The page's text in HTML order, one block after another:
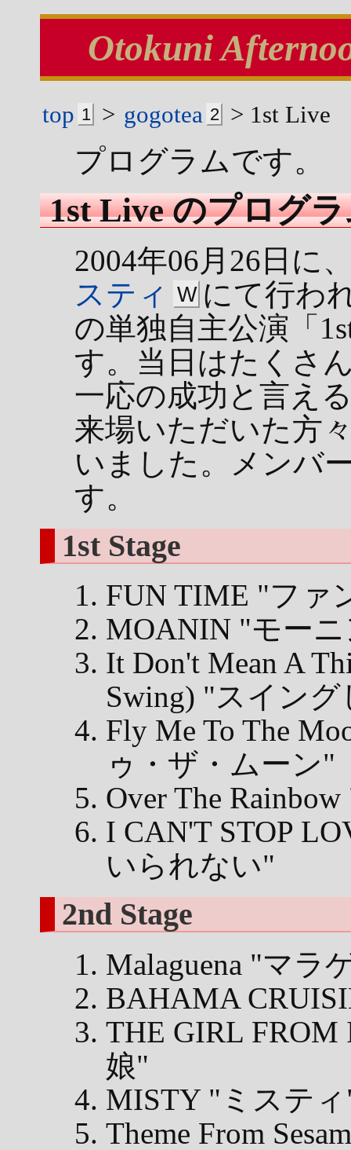
Otokuni
top 1 > gogotea 2 > 1st Live
プログラムです。
1st Live のプログ
2004年06月26日に
スティ
W にて行わ
の単独自主公演「
す。当日はたくさ
一応の成功と言え
来場いただいた方
いました。メンバ
す。
1st Stage
FUN TIME "ファ
MOANIN "モー
It Don't Mean A
Swing) "スイン
Fly Me To The
ゥ・ザ・ムーン"
Over The
I CAN'T STOP
いられない"
2nd Stage
Malaguena "マラ
BAHAMA
THE GIRL
娘"
MISTY "ミステ
Theme From